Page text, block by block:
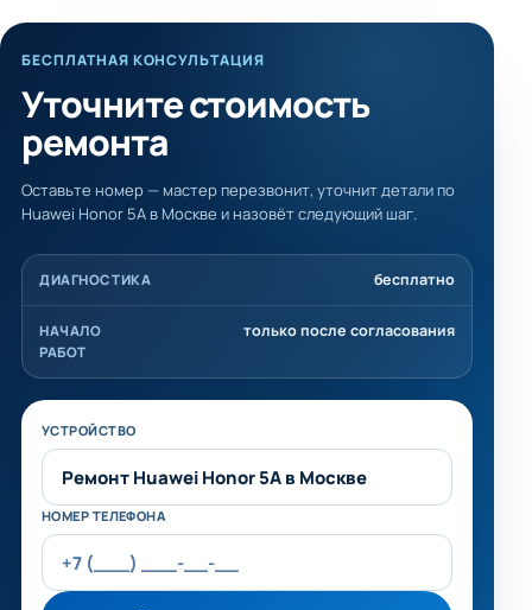
БЕСПЛАТНАЯ КОНСУЛЬТАЦИЯ
Уточните стоимость
ремонта
Оставьте номер — мастер перезвонит, уточнит детали по
Huawei Honor 5A в Москве и назовёт следующий шаг.
ДИАГНОСТИКА бесплатно
НАЧАЛО
РАБОТ
только после согласования
Не заполняйте это поле
УСТРОЙСТВО
НОМЕР ТЕЛЕФОНА